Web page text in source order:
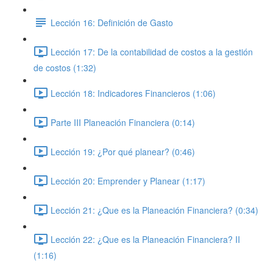
Lección 16: Definición de Gasto
Lección 17: De la contabilidad de costos a la gestión
de costos (1:32)
Lección 18: Indicadores Financieros (1:06)
Parte III Planeación Financiera (0:14)
Lección 19: ¿Por qué planear? (0:46)
Lección 20: Emprender y Planear (1:17)
Lección 21: ¿Que es la Planeación Financiera? (0:34)
Lección 22: ¿Que es la Planeación Financiera? II
(1:16)